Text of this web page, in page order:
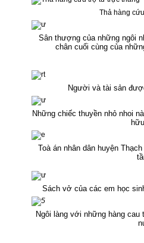
Thả hàng
Sân thượng của những ngôi
chân cuối cùng của
Người và tài sản
Những chiếc thuyền nhỏ nhoi
Toà án nhân dân huyện
Sách vở của các em học
Ngôi làng với những hàng